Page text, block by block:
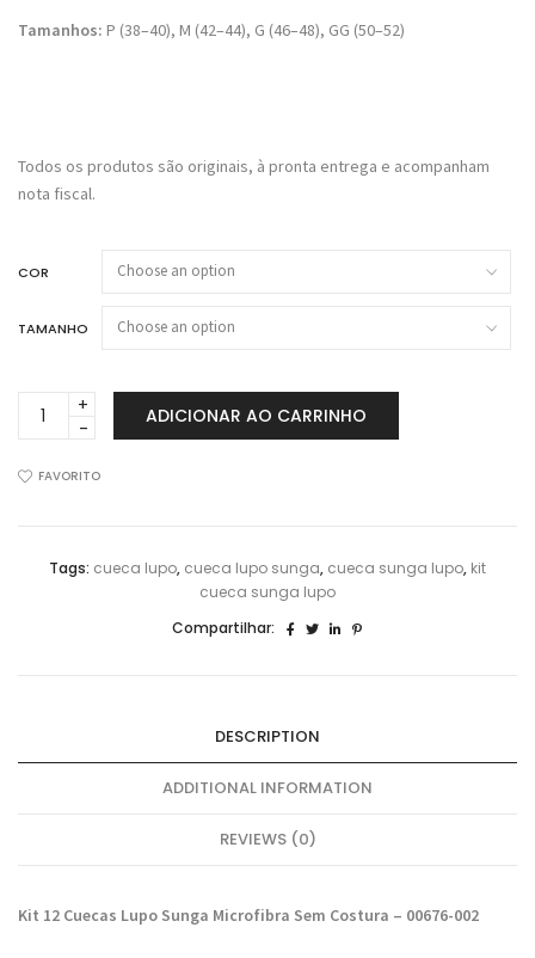
Tamanhos: P (38–40), M (42–44), G (46–48), GG (50–52)
Todos os produtos são originais, à pronta entrega e acompanham
nota fiscal.
COR
TAMANHO
Lupo
Costura
ADICIONAR AO CARRINHO
FAVORITO
Tags: cueca lupo, cueca lupo sunga, cueca sunga lupo, kit
cueca sunga lupo
Compartilhar:
DESCRIPTION
ADDITIONAL INFORMATION
REVIEWS (0)
Kit 12 Cuecas Lupo Sunga Microfibra Sem Costura – 00676-002